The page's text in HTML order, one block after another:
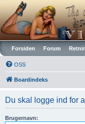
Vintagehifi.dk
Forsiden Forum
OSS
Boardindeks
Du skal logge ind for
Brugernavn: